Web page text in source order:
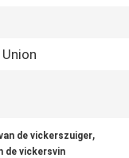
de vickerszuiger,
de vickersvin